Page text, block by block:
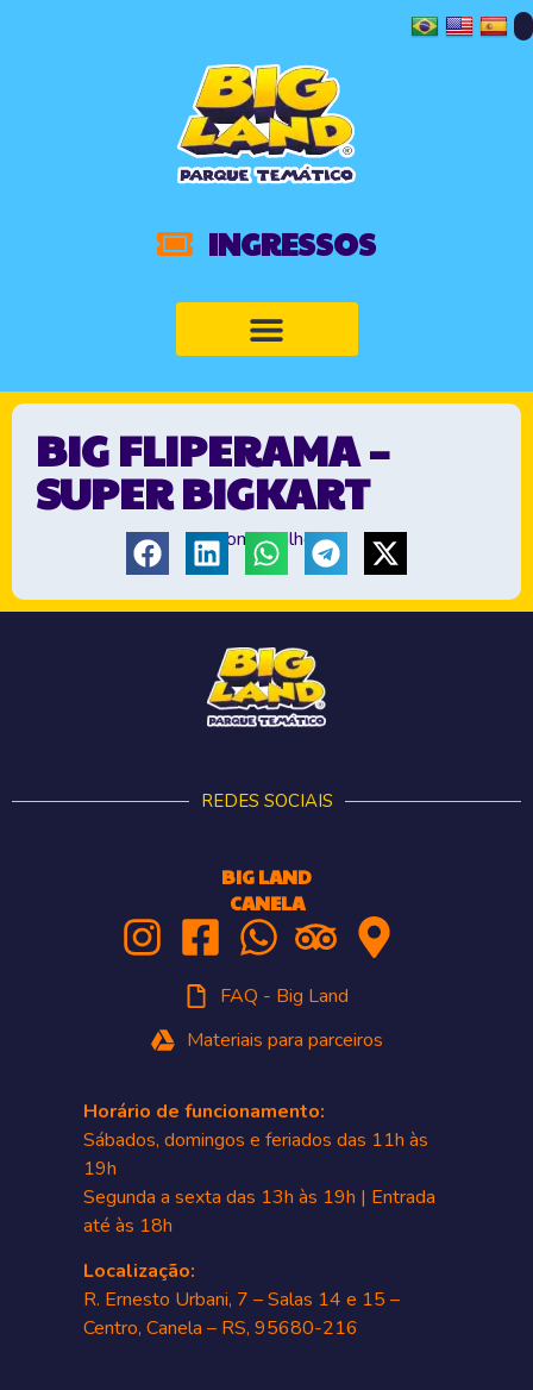
INGRESSOS
BIG FLIPERAMA –
SUPER BIGKART
Compartilhe:
REDES SOCIAIS
BIG LAND
CANELA
FAQ - Big Land
Materiais para parceiros
Horário de funcionamento:
Sábados, domingos e feriados das 11h às
19h
Segunda a sexta das 13h às 19h | Entrada
até às 18h
Localização:
R. Ernesto Urbani, 7 – Salas 14 e 15 –
Centro, Canela – RS, 95680-216